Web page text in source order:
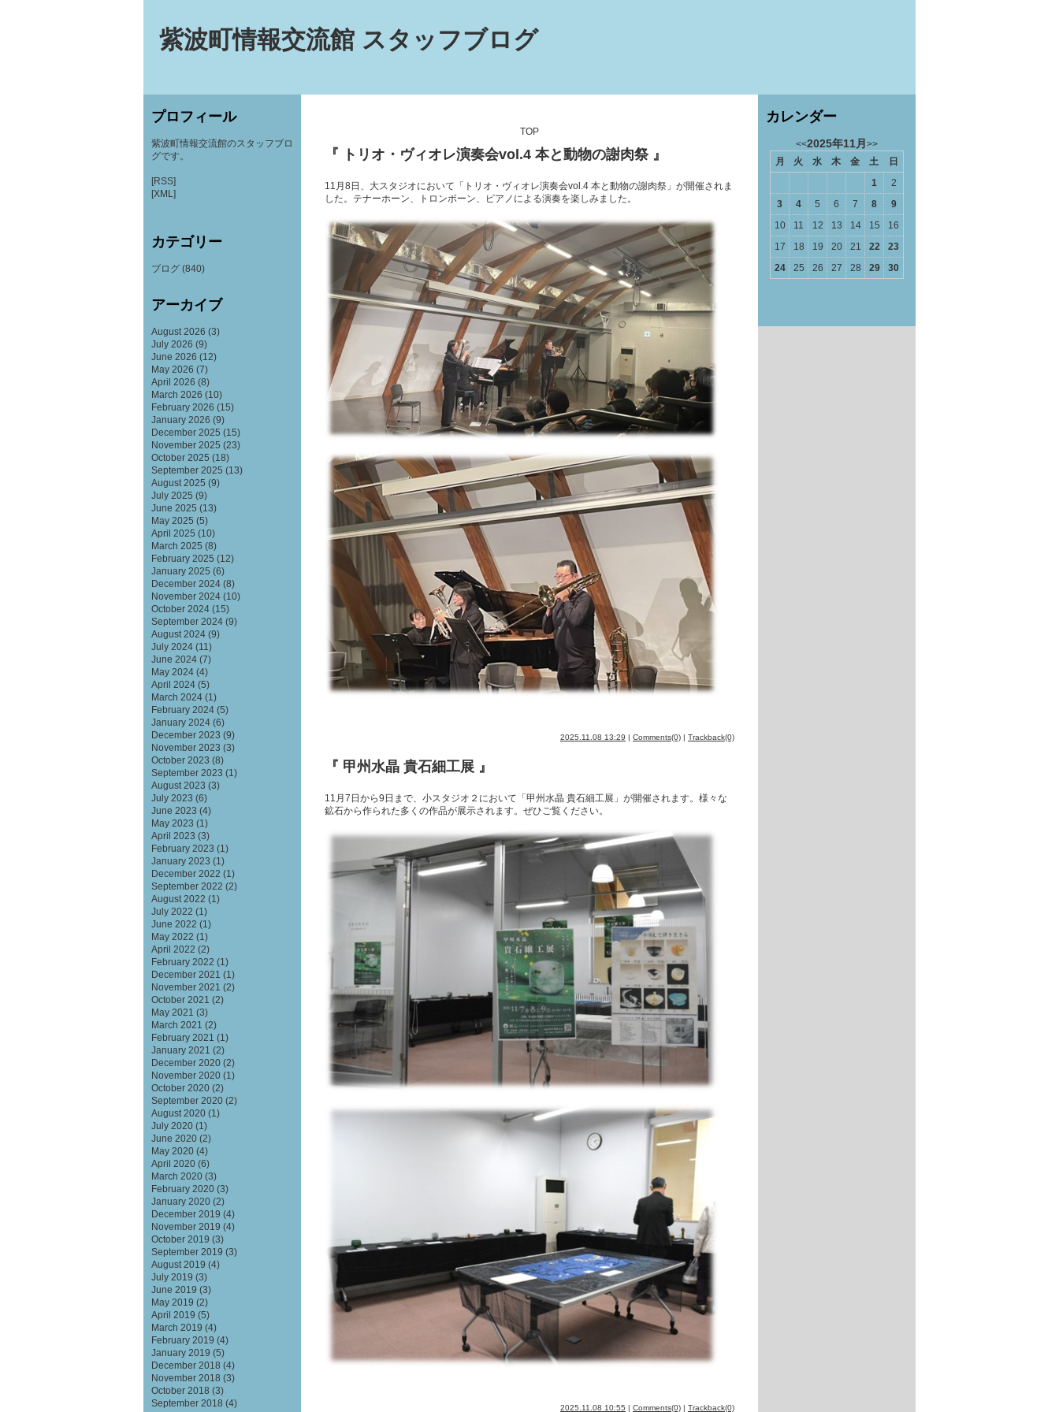
紫波町情報交流館 スタッフブログ
TOP
『 トリオ・ヴィオレ演奏会vol.4 本と動物の謝肉祭 』
11月8日、大スタジオにおいて「トリオ・ヴィオレ演奏会vol.4 本と動物の謝肉祭」が開催されま
した。テナーホーン、トロンボーン、ピアノによる演奏を楽しみました。
2025.11.08 13:29 | Comments(0) | Trackback(0)
『 甲州水晶 貴石細工展 』
11月7日から9日まで、小スタジオ２において「甲州水晶 貴石細工展」が開催されます。様々な
鉱石から作られた多くの作品が展示されます。ぜひご覧ください。
2025.11.08 10:55 | Comments(0) | Trackback(0)
プロフィール
紫波町情報交流館のスタッフブロ
グです。
[RSS]
[XML]
カテゴリー
ブログ (840)
アーカイブ
August 2026 (3)
July 2026 (9)
June 2026 (12)
May 2026 (7)
April 2026 (8)
March 2026 (10)
February 2026 (15)
January 2026 (9)
December 2025 (15)
November 2025 (23)
October 2025 (18)
September 2025 (13)
August 2025 (9)
July 2025 (9)
June 2025 (13)
May 2025 (5)
April 2025 (10)
March 2025 (8)
February 2025 (12)
January 2025 (6)
December 2024 (8)
November 2024 (10)
October 2024 (15)
September 2024 (9)
August 2024 (9)
July 2024 (11)
June 2024 (7)
May 2024 (4)
April 2024 (5)
March 2024 (1)
February 2024 (5)
January 2024 (6)
December 2023 (9)
November 2023 (3)
October 2023 (8)
September 2023 (1)
August 2023 (3)
July 2023 (6)
June 2023 (4)
May 2023 (1)
April 2023 (3)
February 2023 (1)
January 2023 (1)
December 2022 (1)
September 2022 (2)
August 2022 (1)
July 2022 (1)
June 2022 (1)
May 2022 (1)
April 2022 (2)
February 2022 (1)
December 2021 (1)
November 2021 (2)
October 2021 (2)
May 2021 (3)
March 2021 (2)
February 2021 (1)
January 2021 (2)
December 2020 (2)
November 2020 (1)
October 2020 (2)
September 2020 (2)
August 2020 (1)
July 2020 (1)
June 2020 (2)
May 2020 (4)
April 2020 (6)
March 2020 (3)
February 2020 (3)
January 2020 (2)
December 2019 (4)
November 2019 (4)
October 2019 (3)
September 2019 (3)
August 2019 (4)
July 2019 (3)
June 2019 (3)
May 2019 (2)
April 2019 (5)
March 2019 (4)
February 2019 (4)
January 2019 (5)
December 2018 (4)
November 2018 (3)
October 2018 (3)
September 2018 (4)
カレンダー
<<2025年11月 >>
月
火 水 木 金 土
日
1
2
3
4 5 6 7 8
9
10
11 12 13 14 15
16
17
18 19 20 21 22
23
24
25 26 27 28 29 30